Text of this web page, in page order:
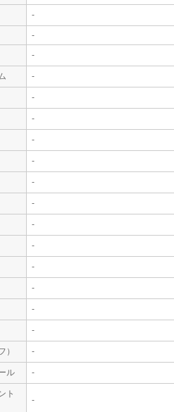
-
-
-
-
-
-
-
-
-
-
-
-
-
-
-
-
） -
ル -
ト
-